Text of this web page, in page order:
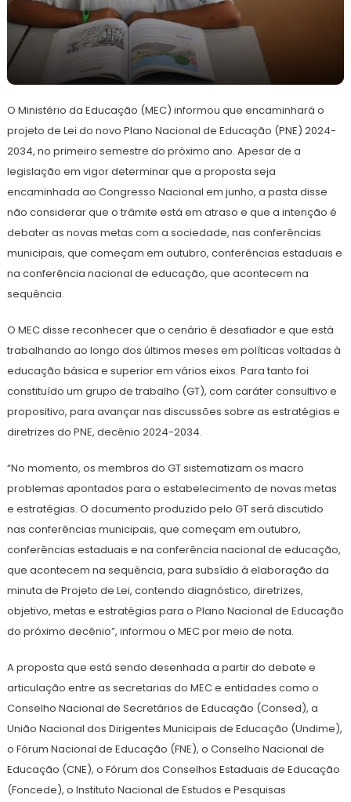
outubro
de
Redação
O Ministério da Educação (MEC) informou que encaminhará o
projeto de Lei do novo Plano Nacional de Educação (PNE) 2024-
2034, no primeiro semestre do próximo ano. Apesar de a
legislação em vigor determinar que a proposta seja
encaminhada ao Congresso Nacional em junho, a pasta disse
não considerar que o trâmite está em atraso e que a intenção é
debater as novas metas com a sociedade, nas conferências
municipais, que começam em outubro, conferências estaduais e
na conferência nacional de educação, que acontecem na
sequência.
O MEC disse reconhecer que o cenário é desafiador e que está
trabalhando ao longo dos últimos meses em políticas voltadas à
educação básica e superior em vários eixos. Para tanto foi
constituído um grupo de trabalho (GT), com caráter consultivo e
propositivo, para avançar nas discussões sobre as estratégias e
diretrizes do PNE, decênio 2024-2034.
“No momento, os membros do GT sistematizam os macro
problemas apontados para o estabelecimento de novas metas
e estratégias. O documento produzido pelo GT será discutido
nas conferências municipais, que começam em outubro,
conferências estaduais e na conferência nacional de educação,
que acontecem na sequência, para subsídio à elaboração da
minuta de Projeto de Lei, contendo diagnóstico, diretrizes,
objetivo, metas e estratégias para o Plano Nacional de Educação
do próximo decênio”, informou o MEC por meio de nota.
A proposta que está sendo desenhada a partir do debate e
articulação entre as secretarias do MEC e entidades como o
Conselho Nacional de Secretários de Educação (Consed), a
União Nacional dos Dirigentes Municipais de Educação (Undime),
o Fórum Nacional de Educação (FNE), o Conselho Nacional de
Educação (CNE), o Fórum dos Conselhos Estaduais de Educação
(Foncede), o Instituto Nacional de Estudos e Pesquisas